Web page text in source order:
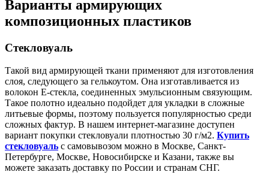
Варианты армирующих
композиционных пластиков
Стекловуаль
Такой вид армирующей ткани применяют для изготовления
слоя, следующего за гелькоутом. Она изготавливается из
волокон Е-стекла, соединенных эмульсионным связующим.
Такое полотно идеально подойдет для укладки в сложные
литьевые формы, поэтому пользуется популярностью среди
сложных фактур. В нашем интернет-магазине доступен
вариант покупки стекловуали плотностью 30 г/м2. Купить
стекловуаль с самовывозом можно в Москве, Санкт-
Петербурге, Москве, Новосибирске и Казани, также вы
можете заказать доставку по России и странам СНГ.